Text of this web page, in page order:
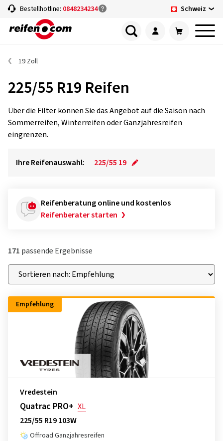
Bestellhotline: 0848234234 Schweiz
19 Zoll
225/55 R19 Reifen
Über die Filter können Sie das Angebot auf die Saison nach
Sommerreifen, Winterreifen oder Ganzjahresreifen
eingrenzen.
Ihre Reifenauswahl: 225/55 19
Reifenberatung online und kostenlos
Reifenberater starten
171 passende Ergebnisse
Empfehlung
Vredestein
Quatrac PRO+ XL
225/55 R19 103W
Offroad Ganzjahresreifen